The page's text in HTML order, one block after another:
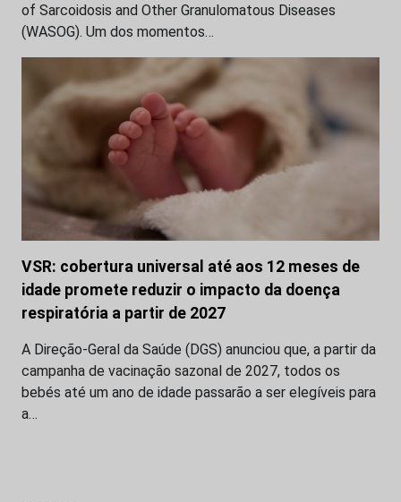
of Sarcoidosis and Other Granulomatous Diseases
(WASOG). Um dos momentos…
VSR: cobertura universal até aos 12 meses de
idade promete reduzir o impacto da doença
respiratória a partir de 2027
A Direção-Geral da Saúde (DGS) anunciou que, a partir da
campanha de vacinação sazonal de 2027, todos os
bebés até um ano de idade passarão a ser elegíveis para
a…